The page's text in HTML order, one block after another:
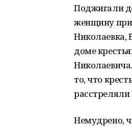
Поджигали
женщину
Николаевка,
доме
то, что
расстреляли
Немудрено,